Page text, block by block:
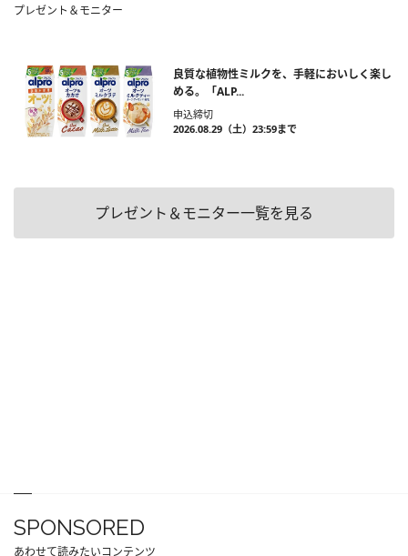
プレゼント＆モニター
良質な植物性ミルクを、手軽においしく楽し
める。「ALP...
申込締切
2026.08.29（土）23:59まで
プレゼント＆モニター一覧を見る
SPONSORED
あわせて読みたいコンテンツ